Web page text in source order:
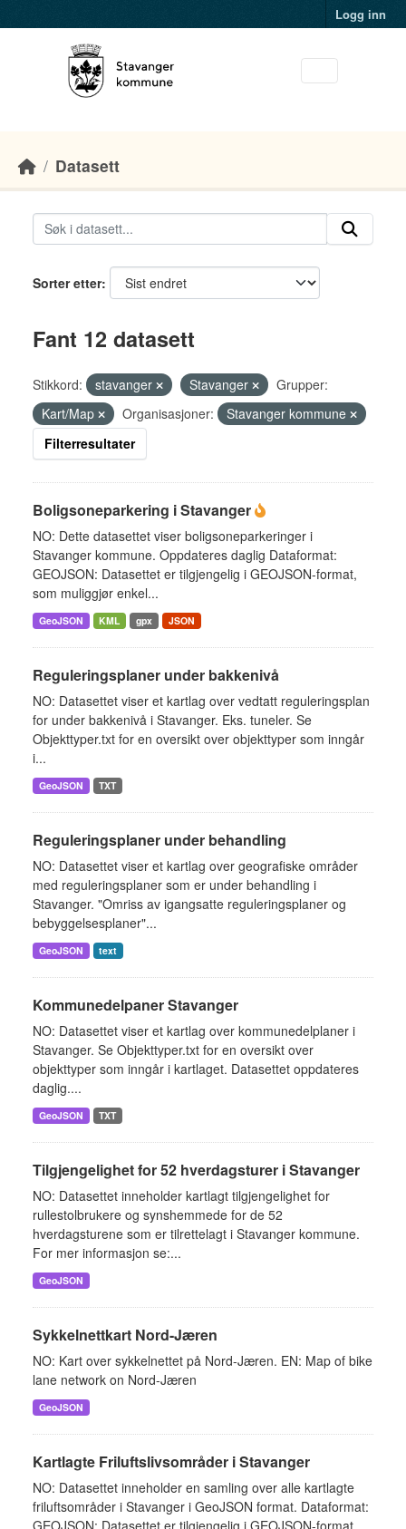
Logg inn
Datasett
Sorter etter
Fant 12 datasett
Stikkord: stavanger Stavanger
Grupper:
Kart/Map
Organisasjoner:
Stavanger kommune
Filterresultater
Boligsoneparkering i Stavanger
NO: Dette datasettet viser boligsoneparkeringer i
Stavanger kommune. Oppdateres daglig Dataformat:
GEOJSON: Datasettet er tilgjengelig i GEOJSON-format,
som muliggjør enkel...
GeoJSON KML gpx JSON
Reguleringsplaner under bakkenivå
NO: Datasettet viser et kartlag over vedtatt reguleringsplan
for under bakkenivå i Stavanger. Eks. tuneler. Se
Objekttyper.txt for en oversikt over objekttyper som inngår
i...
GeoJSON TXT
Reguleringsplaner under behandling
NO: Datasettet viser et kartlag over geografiske områder
med reguleringsplaner som er under behandling i
Stavanger. "Omriss av igangsatte reguleringsplaner og
bebyggelsesplaner"...
GeoJSON text
Kommunedelpaner Stavanger
NO: Datasettet viser et kartlag over kommunedelplaner i
Stavanger. Se Objekttyper.txt for en oversikt over
objekttyper som inngår i kartlaget. Datasettet oppdateres
daglig....
GeoJSON TXT
Tilgjengelighet for 52 hverdagsturer i Stavanger
NO: Datasettet inneholder kartlagt tilgjengelighet for
rullestolbrukere og synshemmede for de 52
hverdagsturene som er tilrettelagt i Stavanger kommune.
For mer informasjon se:...
GeoJSON
Sykkelnettkart Nord-Jæren
NO: Kart over sykkelnettet på Nord-Jæren. EN: Map of bike
lane network on Nord-Jæren
GeoJSON
Kartlagte Friluftslivsområder i Stavanger
NO: Datasettet inneholder en samling over alle kartlagte
friluftsområder i Stavanger i GeoJSON format. Dataformat:
GEOJSON: Datasettet er tilgjengelig i GEOJSON-format,